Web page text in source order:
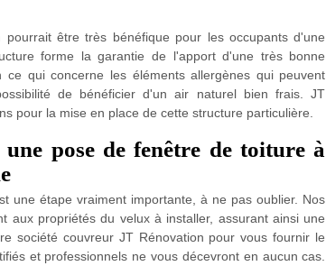
être très bénéfique pour les occupants d'une
forme la garantie de l'apport d'une très bonne
qui concerne les éléments allergènes qui peuvent
de bénéficier d'un air naturel bien frais. JT
pour la mise en place de cette structure particulière.
pose de fenêtre de toiture à
une étape vraiment importante, à ne pas oublier. Nos
aux propriétés du velux à installer, assurant ainsi une
société couvreur JT Rénovation pour vous fournir le
et professionnels ne vous décevront en aucun cas.